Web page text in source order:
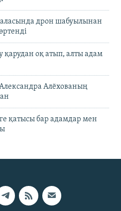
дрон шабуылынан
қарудан оқ атып, алты адам
Алёхованың
қатысы бар адамдар мен